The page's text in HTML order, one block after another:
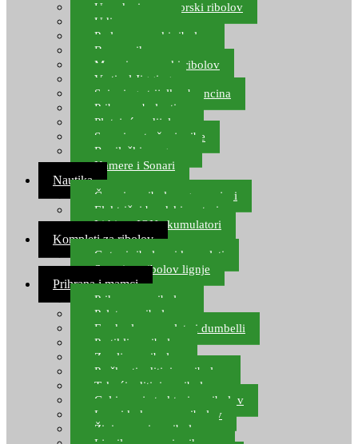
Upredenice za morski ribolov
Udice za more
Perle za morski ribolov
Brum prihrana za more
Mamci za morski ribolov
Vertical Jigging
Spinning strijelke, brancina
Pribor za bolentino
Plutajuća odijela
Sonari za traženje ribe
Ronilački program
Kamere i Sonari
Nautika
Čamci za ribolov, gumenjaci
Električni brodski motori
Lithium ION akumulatori
Kompleti za ribolov
Gotovi ribolovni kompleti
Setovi za ribolov lignje
Prihrana i mamci
Prihrana za ribolov
Pelete za ribolov
Feeder lovne pelete i dumbelli
Partikli za ribolov
Zemlja za ribolov
Praškasti aditivi za ribolov
Tekući aditivi za ribolov
Gel i sprej atraktori za ribolov
Lovni kukuruz za ribolov
Živi mamci za ribolov